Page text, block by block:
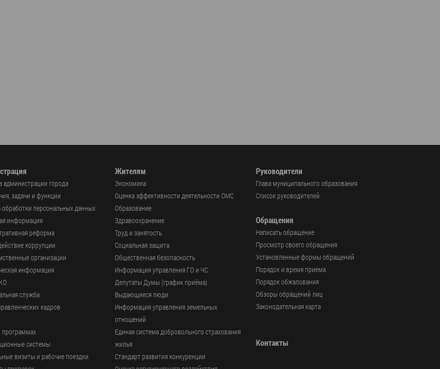
администрации города
задачи и функции
обработки персональных данных
информация
реформа
коррупции
организации
информация
служба
кадров
программах
системы
визиты и рабочие поездки
Жителям
Экономика
Оценка эффективности деятельности ОМС
Образование
Здравоохранение
Труд и занятость
Социальная защита
Общественная безопасность
Информация управления ГО и ЧС
Депутаты Думы (график приёма)
Выдающиеся люди
Информация управления земельных
отношений
Единая система добровольного страхования
жилья
Стандарт развития конкуренции
Руководители
Глава муниципального образования
Список руководителей
Обращения
Написать обращение
Просмотр своего обращения
Установленные формы обращений
Порядок и время приема
Порядок обжалования
Обзоры обращений лиц
Законодательная карта
Контакты